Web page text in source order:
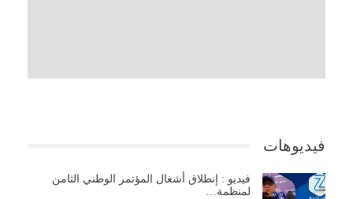
فيديوهات
فيديو : إنطلاق أشغال المؤتمر الوطني الثامن
لمنظمة…